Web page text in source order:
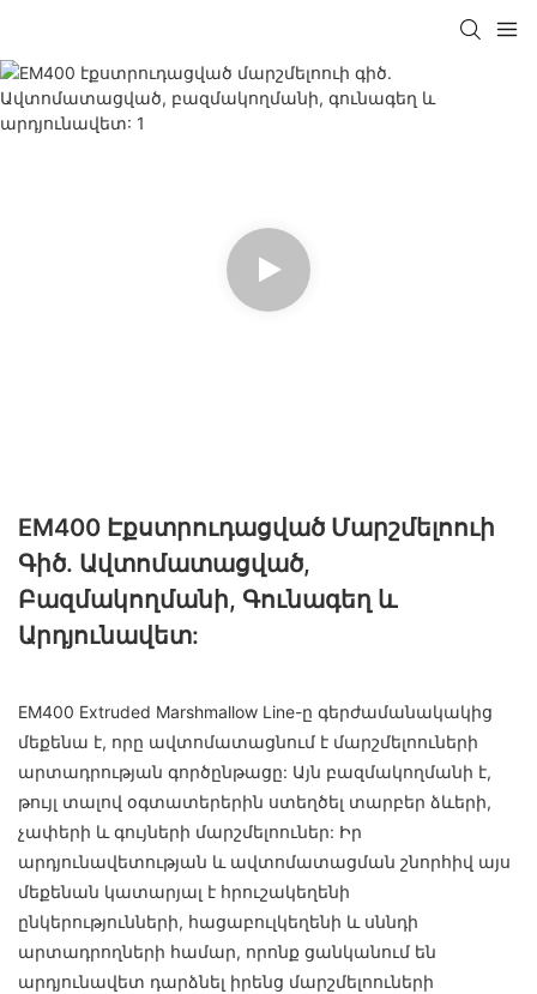
EM400 Էքստրուդացված Մարշմելոուի
Գիծ. Ավտոմատացված,
Բազմակողմանի, Գունագեղ ԵՒ
Արդյունավետ:
EM400 Extruded Marshmallow Line-ը գերժամանակակից
մեքենա է, որը ավտոմատացնում է մարշմելոուների
արտադրության գործընթացը: Այն բազմակողմանի է,
թույլ տալով օգտատերերին ստեղծել տարբեր ձևերի,
չափերի և գույների մարշմելոուներ: Իր
արդյունավետության և ավտոմատացման շնորհիվ այս
մեքենան կատարյալ է հրուշակեղենի
ընկերությունների, հացաբուլկեղենի և սննդի
արտադրողների համար, որոնք ցանկանում են
արդյունավետ դարձնել իրենց մարշմելոուների